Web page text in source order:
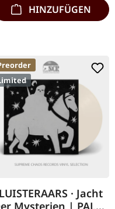
HINZUFÜGEN
· Jacht